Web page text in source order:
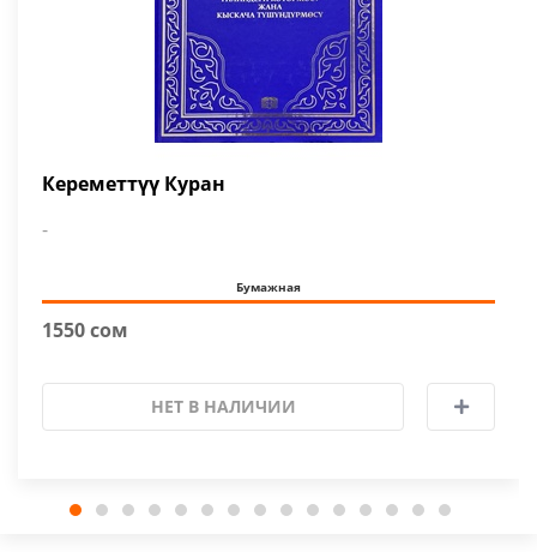
Кереметтүү Куран
-
Бумажная
1550 сом
НЕТ В НАЛИЧИИ